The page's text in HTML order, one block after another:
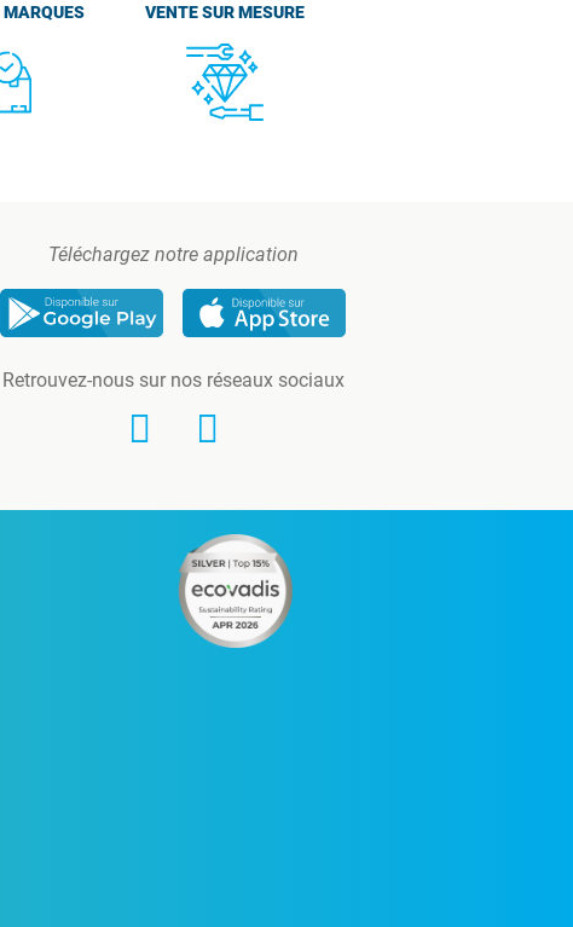
VENTE SUR MESURE
Téléchargez notre application
Retrouvez-nous sur nos réseaux sociaux